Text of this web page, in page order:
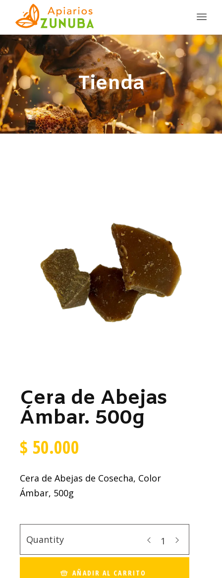
Tienda
Cera de Abejas
Ámbar. 500g
$ 50.000
Cera de Abejas de Cosecha, Color
Ámbar, 500g
Quantity
AÑADIR AL CARRITO